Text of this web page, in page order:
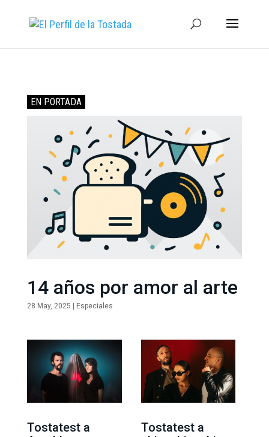
EN PORTADA
14 años por amor al arte
28 May, 2025 Especiales
Tostatest a
Tostatest a